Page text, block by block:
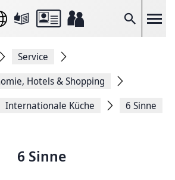
Suche
Service
Hotels & Shopping
Internationale Küche 6 Sinne
6 Sinne